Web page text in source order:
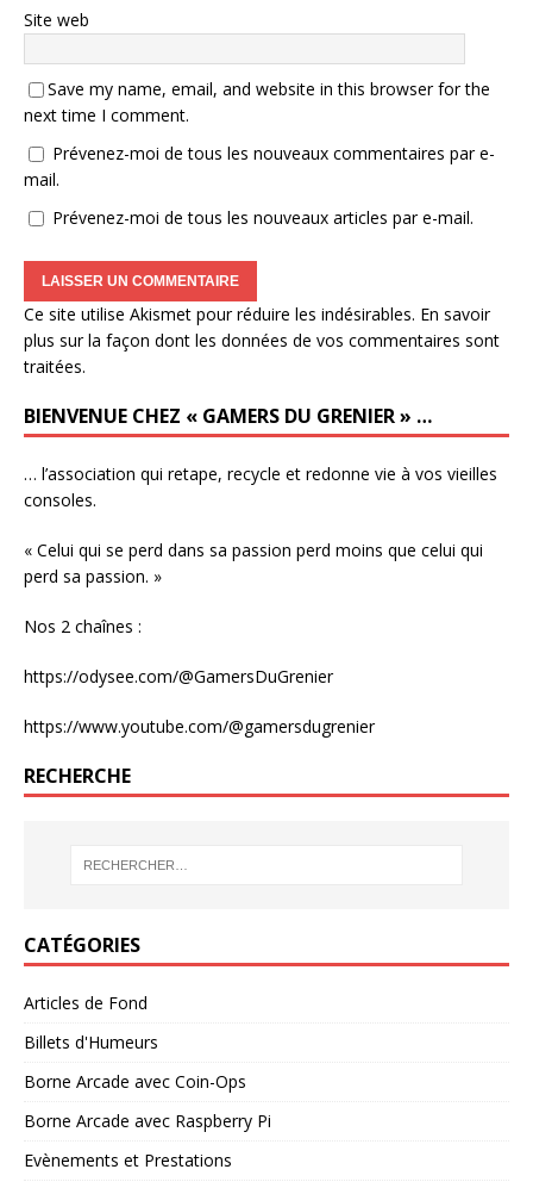
Site web
Save my name, email, and website in this browser for the
next time I comment.
Prévenez-moi de tous les nouveaux commentaires par e-
mail.
Prévenez-moi de tous les nouveaux articles par e-mail.
Ce site utilise Akismet pour réduire les indésirables. En savoir
plus sur la façon dont les données de vos commentaires sont
traitées.
BIENVENUE CHEZ « GAMERS DU GRENIER » …
… l’association qui retape, recycle et redonne vie à vos vieilles
consoles.
« Celui qui se perd dans sa passion perd moins que celui qui
perd sa passion. »
Nos 2 chaînes :
https://odysee.com/@GamersDuGrenier
https://www.youtube.com/@gamersdugrenier
RECHERCHE
CATÉGORIES
Articles de Fond
Billets d'Humeurs
Borne Arcade avec Coin-Ops
Borne Arcade avec Raspberry Pi
Evènements et Prestations